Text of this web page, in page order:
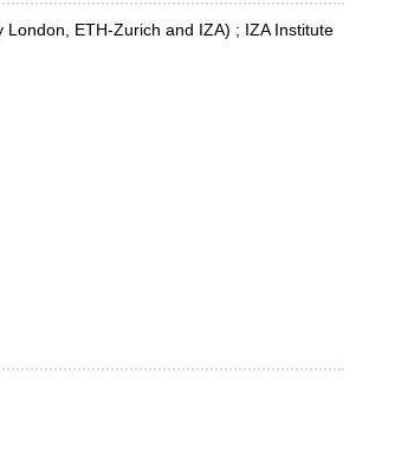
ETH-Zurich and IZA) ; IZA Institute